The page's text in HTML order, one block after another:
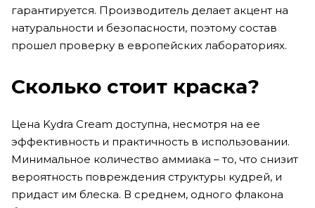
гарантируется. Производитель делает акцент на
натуральности и безопасности, поэтому состав
прошел проверку в европейских лабораториях.
Сколько стоит краска?
Цена Kydra Cream доступна, несмотря на ее
эффективность и практичность в использовании.
Минимальное количество аммиака – то, что снизит
вероятность повреждения структуры кудрей, и
придаст им блеска. В среднем, одного флакона